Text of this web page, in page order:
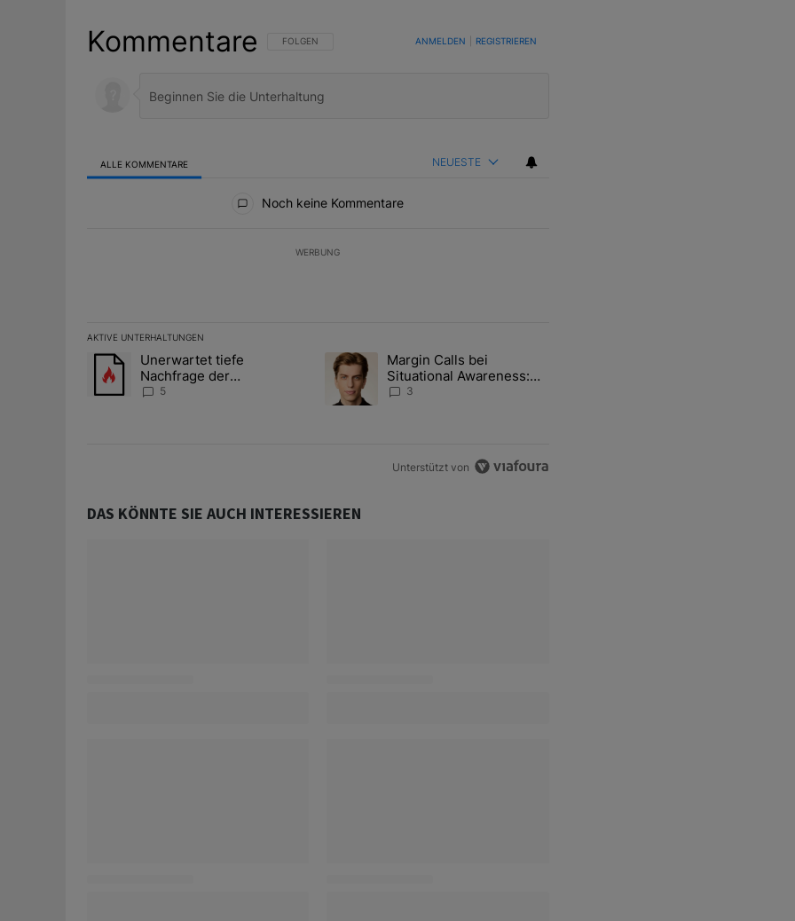
Kommentare FOLGE DIESER UNTERHALTUNG, UM BENACHRICHTIGT ZU WERDEN, WENN NEUE KOMMENTARE VERÖFFENTLICHT
FOLGEN ANMELDEN REGISTRIEREN
ALLE KOMMENTARE NEUESTE
Noch keine Kommentare
WERBUNG
AKTIVE UNTERHALTUNGEN
Das Folgende ist eine Liste der am meisten kommentierten Artikel der letzten 7 days.
Ein Trendartikel mit dem Titel "Unerwartet tiefe Nachfrage der Zentralbanken könnte Goldpreis weiter belasten" mit 5
Unerwartet tiefe
Nachfrage der
Zentralbanken könnte
5
Ein Trendartikel mit dem Titel "Margin Calls bei Situational Awareness: Alles
Margin Calls bei
Situational Awareness:
Alles über den Retter-
3
Unterstützt von
DAS KÖNNTE SIE AUCH INTERESSIEREN